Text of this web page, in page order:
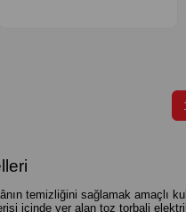
temizliğini sağlamak amaçlı
içinde yer alan toz torbali